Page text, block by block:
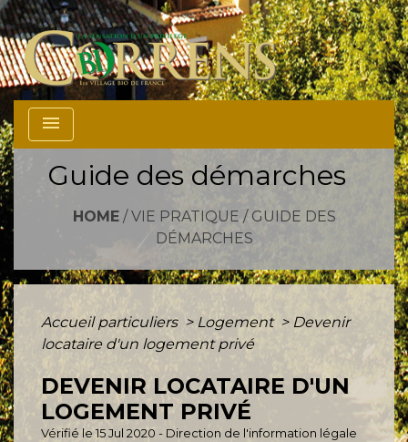
menu
Guide des démarches
HOME/ VIE PRATIQUE / GUIDE DES
DÉMARCHES
Accueil particuliers > Logement > Devenir
locataire d'un logement privé
DEVENIR LOCATAIRE D'UN
LOGEMENT PRIVÉ
Vérifié le 15 Jul 2020 - Direction de l'information légale